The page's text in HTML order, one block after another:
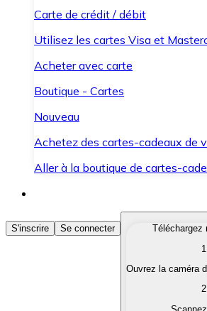
Carte de crédit / débit
Utilisez les cartes Visa et
Acheter avec carte
Boutique - Cartes
Nouveau
Achetez des cartes-cadeaux de
Aller à la boutique de cartes-
Acheter des Cryptomonnaies
Achetez les cryptomonnaies
Convertissez vos
S'inscrire Se connecter
Téléchargez
1
Ouvrez la caméra
2